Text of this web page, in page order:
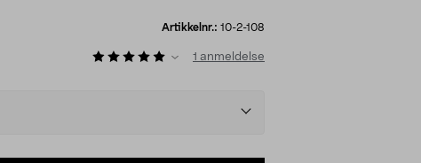
Artikkelnr.: 10-2-108
1 anmeldelse